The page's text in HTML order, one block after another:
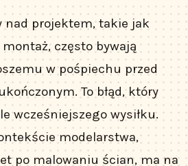
nad projektem, takie jak
często bywają
w pośpiechu przed
To błąd, który
wcześniejszego wysiłku.
modelarstwa,
po malowaniu ścian, ma na